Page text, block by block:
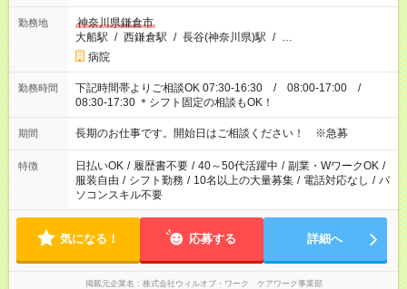
勤務地
神奈川県鎌倉市
大船駅 / 西鎌倉駅 / 長谷(神奈川県)駅 / …
病院
勤務時間
下記時間帯よりご相談OK 07:30-16:30 / 08:00-17:00 /
08:30-17:30 ＊シフト固定の相談もOK！
期間 長期のお仕事です。開始日はご相談ください！ ※急募
特徴 日払いOK / 履歴書不要 / 40～50代活躍中 / 副業・WワークOK /
服装自由 / シフト勤務 / 10名以上の大量募集 / 電話対応なし / パ
ソコンスキル不要
気になる！ 応募する 詳細へ
掲載元企業名 株式会社ウィルオブ・ワーク ケアワーク事業部